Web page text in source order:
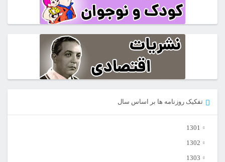
تفکیک روزنامه ها بر اساس سال
1301
1302
1303